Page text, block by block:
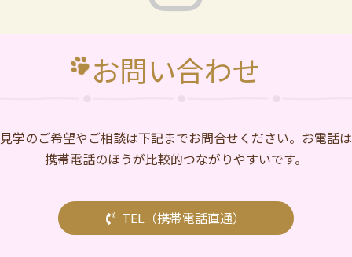
お問い合わせ
⾒学のご希望やご相談は下記までお問合せください。お電話は
携帯電話のほうが比較的つながりやすいです。
TEL（携帯電話直通）